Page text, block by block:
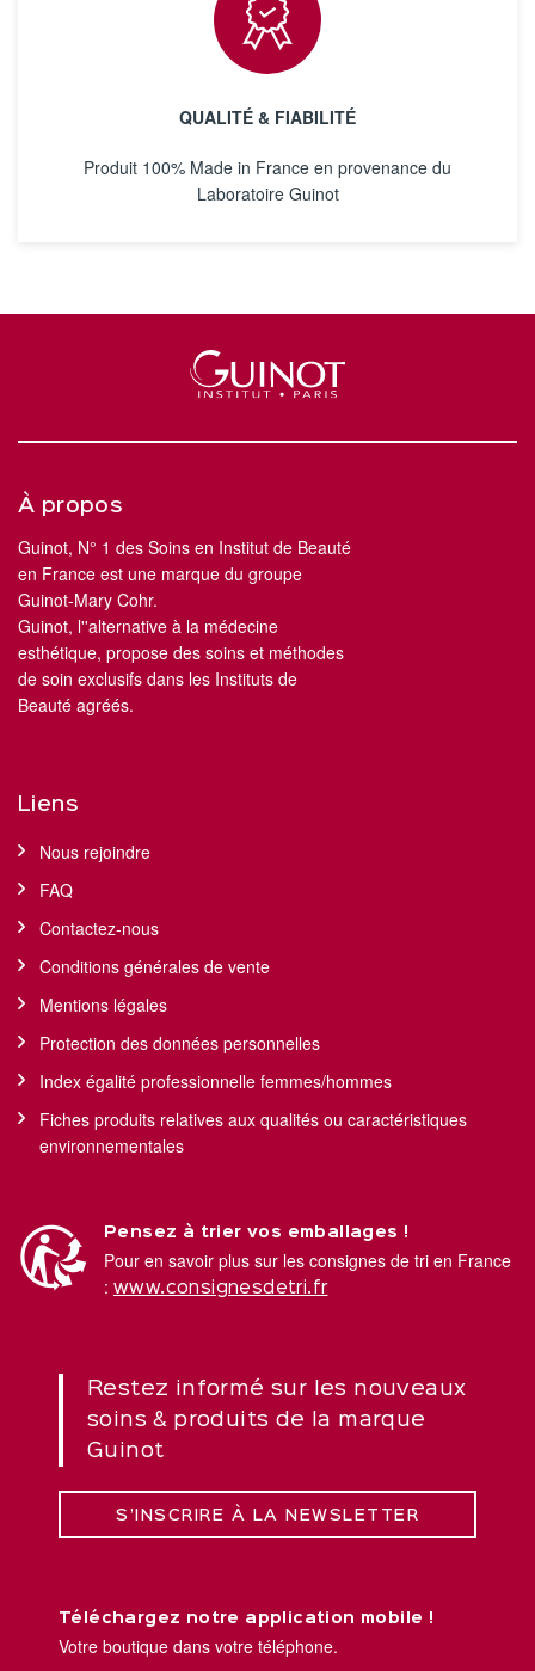
QUALITÉ & FIABILITÉ
Produit 100% Made in France en provenance du
Laboratoire Guinot
À propos
Guinot, N° 1 des Soins en Institut de Beauté
en France est une marque du groupe
Guinot-Mary Cohr.
Guinot, l''alternative à la médecine
esthétique, propose des soins et méthodes
de soin exclusifs dans les Instituts de
Beauté agréés.
Liens
Nous rejoindre
FAQ
Contactez-nous
Conditions générales de vente
Mentions légales
Protection des données personnelles
Index égalité professionnelle femmes/hommes
Fiches produits relatives aux qualités ou caractéristiques
environnementales
Pensez à trier vos emballages !
Pour en savoir plus sur les consignes de tri en France
: www.consignesdetri.fr
Restez informé sur les nouveaux
soins & produits de la marque
Guinot
S’INSCRIRE À LA NEWSLETTER
Téléchargez notre application mobile !
Votre boutique dans votre téléphone.